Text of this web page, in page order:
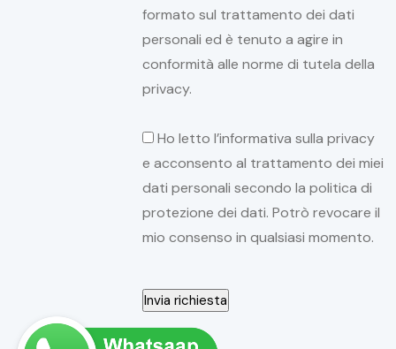
formato sul trattamento dei dati
personali ed è tenuto a agire in
conformità alle norme di tutela della
privacy.
Ho letto l’informativa sulla privacy
e acconsento al trattamento dei miei
dati personali secondo la politica di
protezione dei dati. Potrò revocare il
mio consenso in qualsiasi momento.